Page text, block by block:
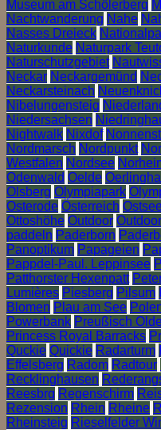
Museum am Schölerberg
Nachtwanderung Nahe
Nasses Dreieck
Naturkunde Naturpark
Naturschutzgebiet
Neckar Neckargemünd
Neckarsteinach
Nibelungensteig
Niedersachsen
Nightwalk Nixdof
Nordmarsch Nordpunkt
Westfalen Nordsee
Odenwald Oelde
Olsberg Olympiapark
Osterode Österreich
Ottoshöhe Outdoor
paddeln Paderborn
Panoptikum Papageien
Pappdel-Paul. Leppinsee
Patthorster Hexenpatt
Lumières Piesberg Pilsum
Blomen Plau am See
Powerbank Preußisch
Princess Royal Barracks
Quckie Quickie Radarturm
Effelsberg Radom Radtour
Recklinghausen
Reesbrg Regenschirm
Rezension Rhein Rheine
Rheinsteig Rieselfelder